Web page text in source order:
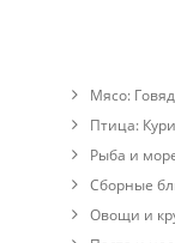
Мясо:
Птица:
Рыба и
Сборные
Овощи и